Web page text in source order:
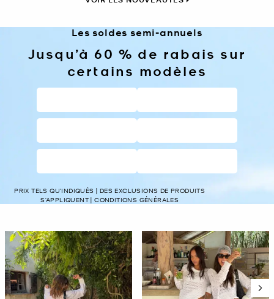
Les soldes semi-annuels
Jusqu’à 60 % de rabais sur
certains modèles
PRIX TELS QU’INDIQUÉS | DES EXCLUSIONS DE PRODUITS
S’APPLIQUENT | CONDITIONS GÉNÉRALES
Carrousel média
Carrousel avec photos de produits. Utilisez les boutons précédent